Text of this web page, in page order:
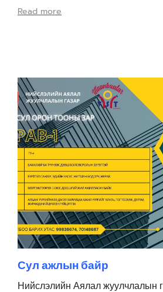
Read more
Сул ажлын байр
Нийслэлийн Аялал жуулчлалын